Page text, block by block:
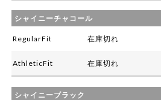
シャイニーチャコール
RegularFit 在庫切れ
AthleticFit 在庫切れ
シャイニーブラック